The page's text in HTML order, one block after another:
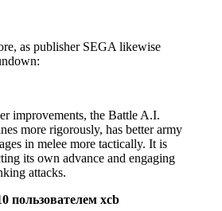
as publisher SEGA likewise
improvements, the Battle A.I.
more rigorously, has better army
in melee more tactically. It is
its own advance and engaging
attacks.
пользователем xcb